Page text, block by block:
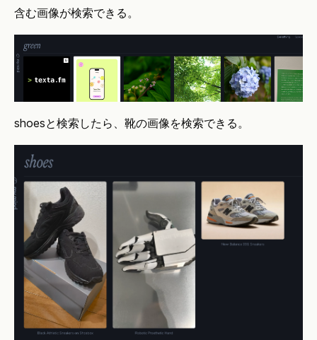
含む画像が検索できる。
shoesと検索したら、靴の画像を検索できる。